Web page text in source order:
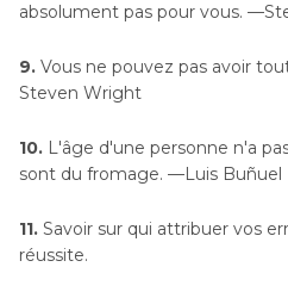
absolument pas pour vous.
9. Vous ne pouvez pas avoir
Steven Wright
10. L'âge d'une personne n'a
sont du fromage. —Luis Buñuel
11. Savoir sur qui attribuer vos
réussite.